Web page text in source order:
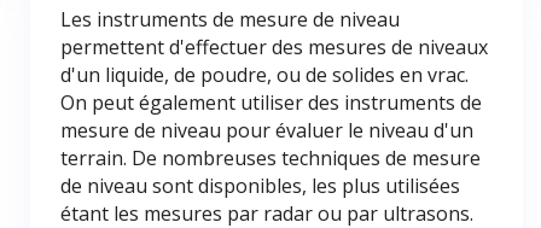
Les instruments de mesure de niveau
permettent d'effectuer des mesures de niveaux
d'un liquide, de poudre, ou de solides en vrac.
On peut également utiliser des instruments de
mesure de niveau pour évaluer le niveau d'un
terrain. De nombreuses techniques de mesure
de niveau sont disponibles, les plus utilisées
étant les mesures par radar ou par ultrasons.